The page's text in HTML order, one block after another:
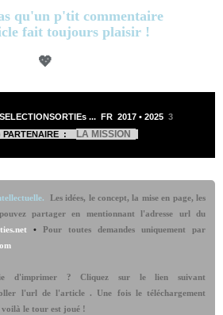
qu'un p'tit commentaire
fait toujours plaisir !
💖
SELECTIONSORTIEs ... FR 2017 • 2025 3
:
LA MISSION
Les idées, le concept, la mise en page, les
partager en mentionnant l'adresse url du
•
Pour toutes demandes uniquement par
d'imprimer ? Cliquez sur le lien suivant
l'url de l'article . Une fois le téléchargement
le tour est joué !